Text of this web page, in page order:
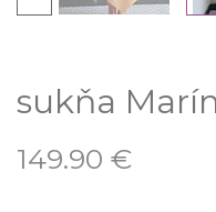
sukňa
149.90 €